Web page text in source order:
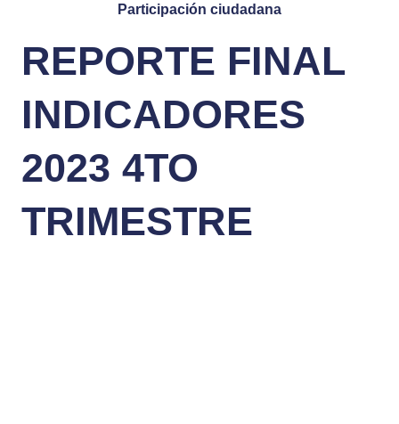
Participación ciudadana
REPORTE FINAL
INDICADORES
2023 4TO
TRIMESTRE